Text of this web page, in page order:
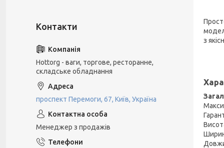
з
Hottorg - ваги, торгове, ресторанне,
складське обладнання
проспект Перемоги, 67, Київ, Україна
Менеджер з продажів